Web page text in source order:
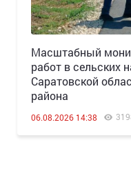
Масштабный
работ в сельских
Саратовской
района
06.08.2026 14:38